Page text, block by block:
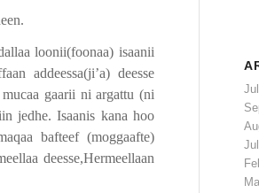
loonii(foonaa) isaanii
addeessa(ji’a) deesse
mucaa gaarii ni argattu (ni
jedhe. Isaanis kana hoo
bafteef (moggaafte)
deesse,Hermeellaan